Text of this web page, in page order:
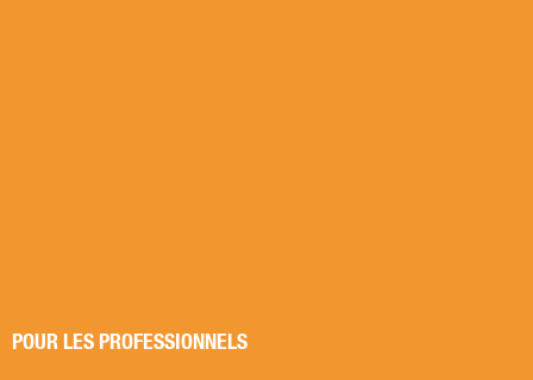
POUR LES PROFESSIONNELS